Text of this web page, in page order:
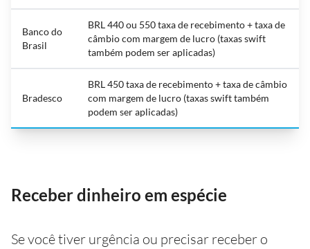
Banco do
Brasil
BRL 440 ou 550 taxa de recebimento + taxa de
câmbio com margem de lucro (taxas swift
também podem ser aplicadas)
Bradesco
BRL 450 taxa de recebimento + taxa de câmbio
com margem de lucro (taxas swift também
podem ser aplicadas)
Receber dinheiro em espécie
Se você tiver urgência ou precisar receber o